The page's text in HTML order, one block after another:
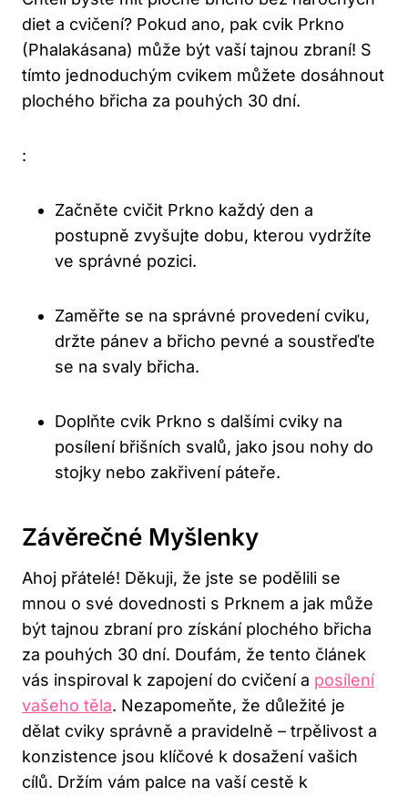
diet a cvičení? Pokud ano, pak cvik Prkno
(Phalakásana) může být vaší tajnou zbraní! S
tímto jednoduchým cvikem můžete dosáhnout
plochého břicha za pouhých 30 dní.
:
Začněte cvičit Prkno každý den a
postupně zvyšujte dobu, kterou vydržíte
ve správné pozici.
Zaměřte se na správné provedení cviku,
držte pánev a břicho pevné a soustřeďte
se na svaly břicha.
Doplňte cvik Prkno s dalšími cviky na
posílení břišních svalů, jako jsou nohy do
stojky nebo zakřivení páteře.
Závěrečné Myšlenky
Ahoj přátelé! Děkuji, že jste se podělili se
mnou o své dovednosti s Prknem a jak může
být tajnou zbraní pro získání plochého břicha
za pouhých 30 dní. Doufám, že tento článek
vás inspiroval k zapojení do cvičení a posílení
vašeho těla. Nezapomeňte, že důležité je
dělat cviky správně a pravidelně – trpělivost a
konzistence jsou klíčové k dosažení vašich
cílů. Držím vám palce na vaší cestě k